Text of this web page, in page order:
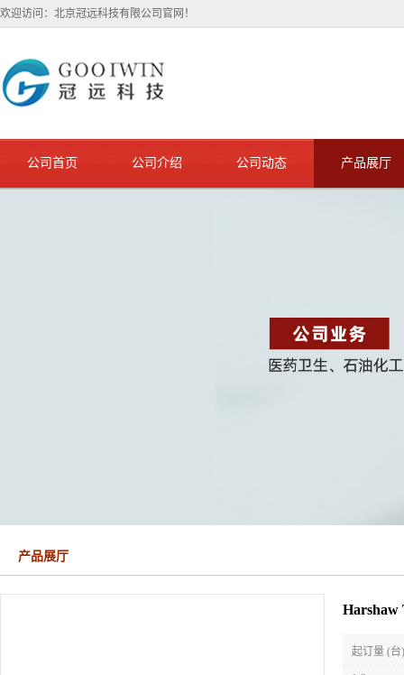
欢迎访问：北京冠远科技有限公司官网！
公司首页 公司介绍 公司动态 产品展厅
产品展厅
Harshaw
起订量 (台)